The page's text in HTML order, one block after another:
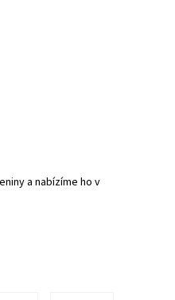
a nabízíme ho v